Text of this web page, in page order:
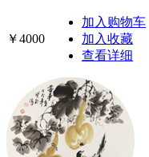
￥4000
加入购物车
加入收藏
查看详细